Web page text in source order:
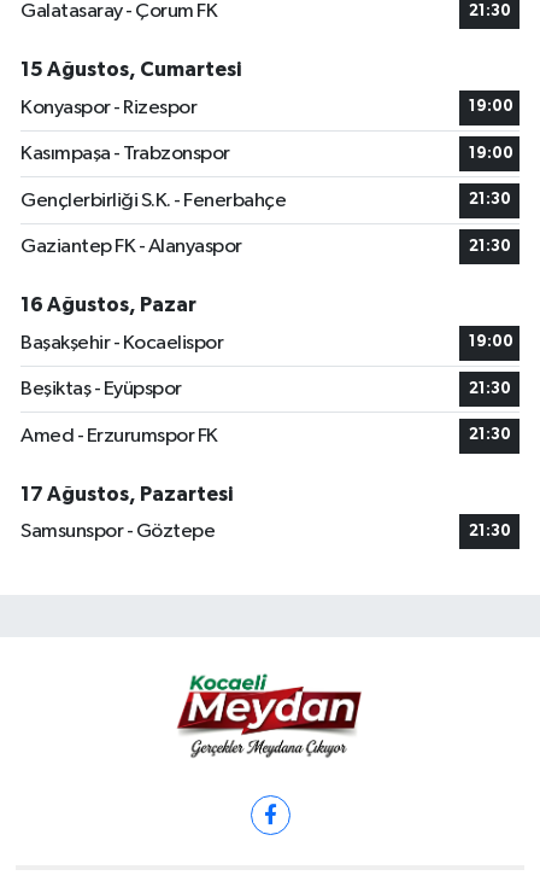
Galatasaray - Çorum FK
21:30
15 Ağustos, Cumartesi
Konyaspor - Rizespor
19:00
Kasımpaşa - Trabzonspor 19:00
Gençlerbirliği S.K. - Fenerbahçe 21:30
Gaziantep FK - Alanyaspor 21:30
16 Ağustos, Pazar
Başakşehir - Kocaelispor
19:00
Beşiktaş - Eyüpspor 21:30
Amed - Erzurumspor FK 21:30
17 Ağustos, Pazartesi
Samsunspor - Göztepe
21:30